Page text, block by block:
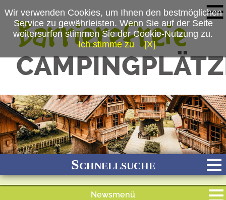
(c) Ferienparadies Schwarzwälder Hof
Schnellsuche
Newsmenü
Wir verwenden Cookies, um Ihnen den bestmöglichen
Service zu gewährleisten. Wenn Sie auf der Seite
weitersurfen stimmen Sie der Cookie-Nutzung zu.
Ich stimme zu
[X]